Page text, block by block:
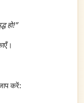
हो!”
करें: